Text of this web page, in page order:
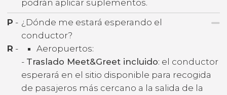
podrán aplicar suplementos.
P - ¿Dónde me estará esperando el
conductor?
R -
Aeropuertos:
- Traslado Meet&Greet incluido: el conductor
esperará en el sitio disponible para recogida
de pasajeros más cercano a la salida de la